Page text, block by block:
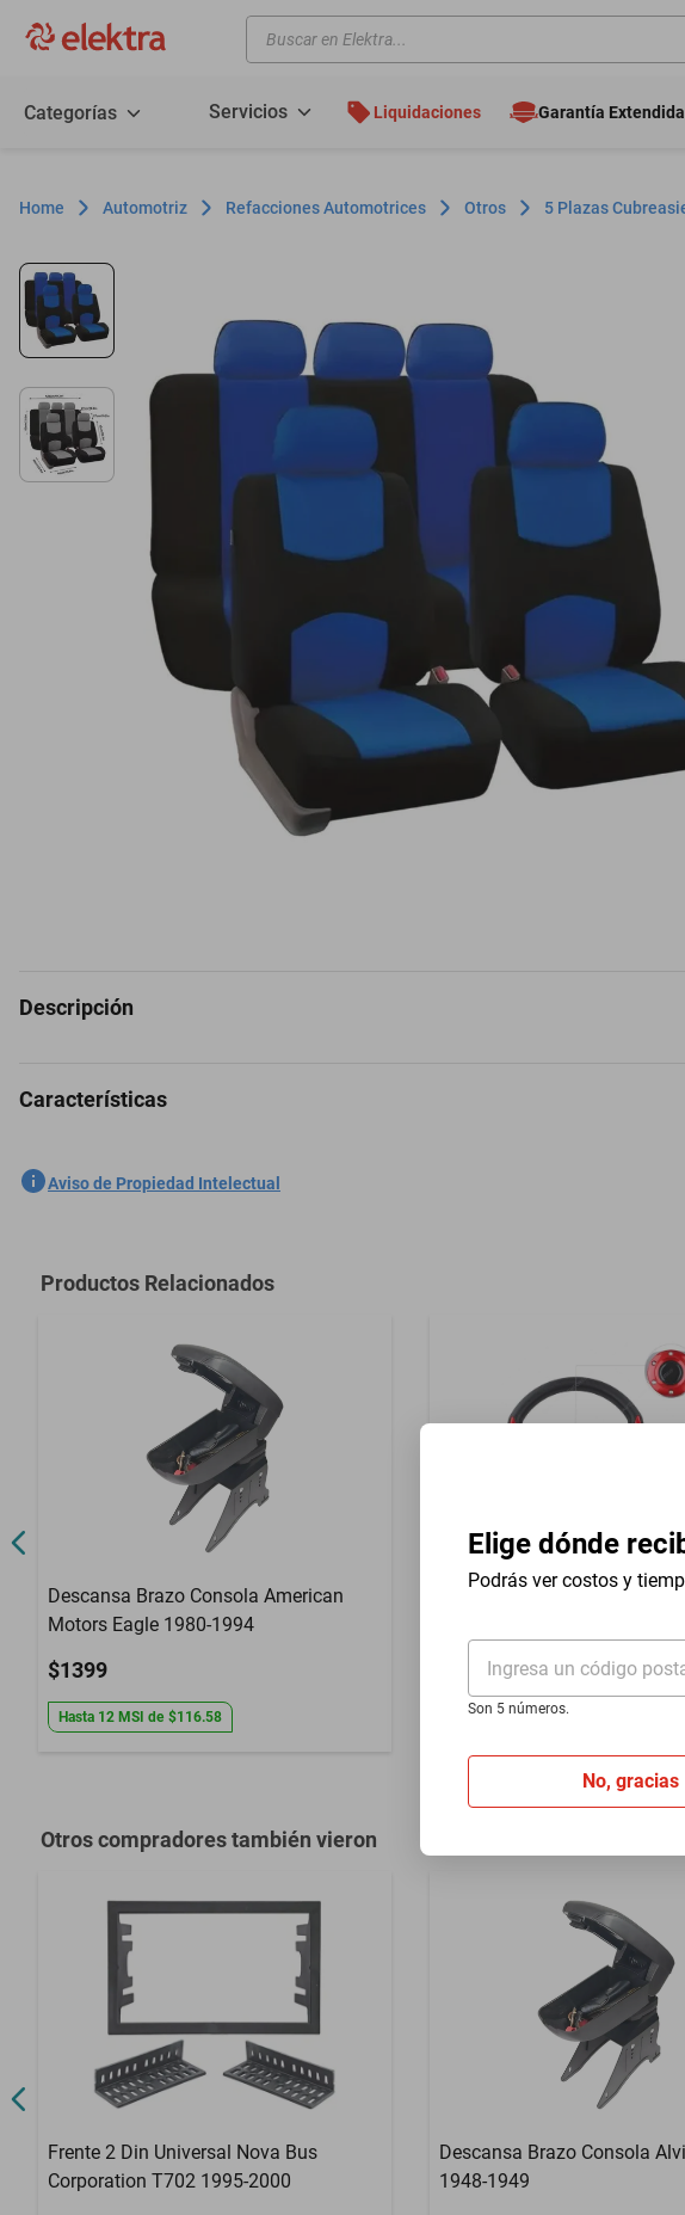
Buscar en Elektra...
Categorías Servicios Liquidaciones Garantía
Elige dónde
Podrás ver costos y
Ingresa un código
Son 5 números.
No, gracias
Automotriz Refacciones Automotrices Otros 5 Plazas
Descripción
5 Plazas Cubreasientos Tela Ford Ranger 1989-1992 Azul
Características
SKU
Modelo
Aviso de Propiedad Intelectual
Productos Relacionados
Descansa Brazo Consola American
Motors Eagle 1980-1994
$1399
Hasta 12 MSI de $116.58
Volante Universal 13 In
$1399
Hasta12 MSIde $116.58
Otros compradores también vieron
Frente 2 Din Universal Nova Bus
Corporation T702 1995-2000
Descansa Brazo Consola
1948-1949
motos
lavadoras
colchones
salas